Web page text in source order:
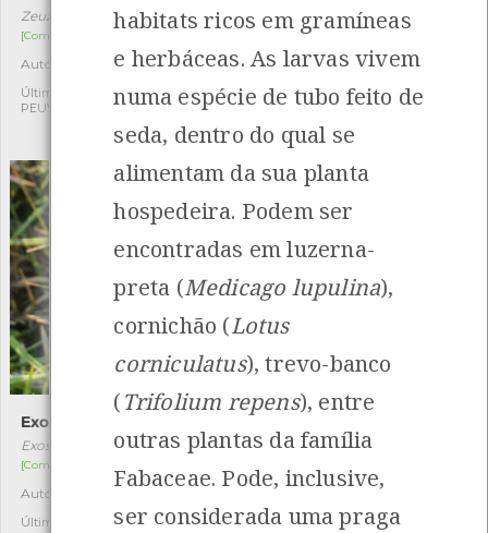
Zeuzera pyrina
[Comum]
Autóctone
Última observação por:
PEUVC
2
tubérculos
Thomisus onustus
[Comum]
Carina Parente
Exosoma lusitanicum
Exosoma lusitanicum
[Comum]
Autóctone
Última observação por:
Hylotrupes bajulus
Autóctone
Última observação por:
habitats ricos em gramíneas
e herbáceas. As larvas vivem
numa espécie de tubo feito de
seda, dentro do qual se
alimentam da sua planta
hospedeira. Podem ser
encontradas em luzerna-
preta (Medicago lupulina),
cornichão (Lotus
corniculatus), trevo-banco
(Trifolium repens), entre
outras plantas da família
Fabaceae. Pode, inclusive,
ser considerada uma praga